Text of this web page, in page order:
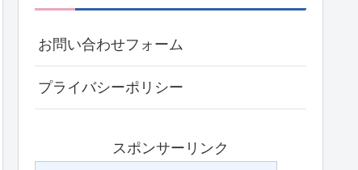
お問い合わせフォーム
プライバシーポリシー
スポンサーリンク